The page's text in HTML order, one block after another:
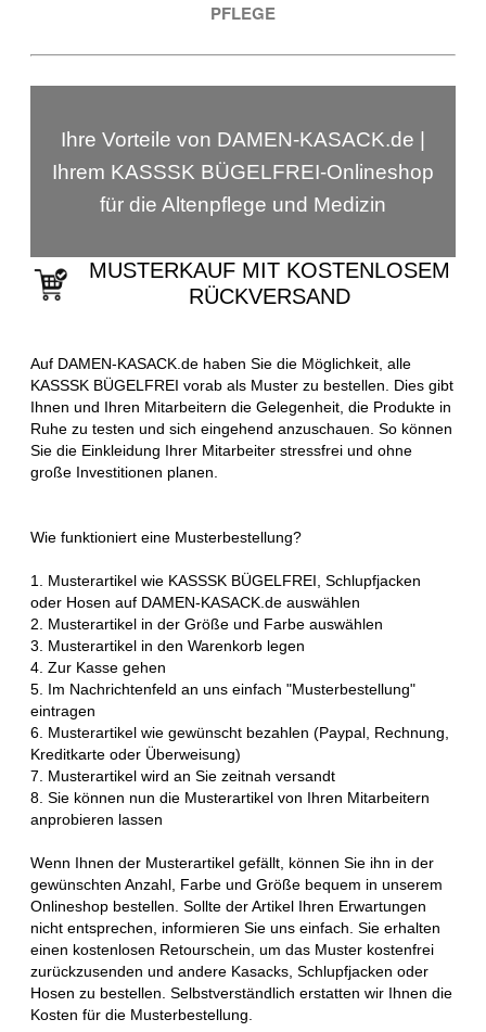
PFLEGE
Ihre Vorteile von DAMEN-KASACK.de |
Ihrem KASSSK BÜGELFREI-Onlineshop
für die Altenpflege und Medizin
MUSTERKAUF MIT KOSTENLOSEM
RÜCKVERSAND
Auf DAMEN-KASACK.de haben Sie die Möglichkeit, alle
KASSSK BÜGELFREI vorab als Muster zu bestellen. Dies gibt
Ihnen und Ihren Mitarbeitern die Gelegenheit, die Produkte in
Ruhe zu testen und sich eingehend anzuschauen. So können
Sie die Einkleidung Ihrer Mitarbeiter stressfrei und ohne
große Investitionen planen.
Wie funktioniert eine Musterbestellung?
1. Musterartikel wie KASSSK BÜGELFREI, Schlupfjacken
oder Hosen auf DAMEN-KASACK.de auswählen
2. Musterartikel in der Größe und Farbe auswählen
3. Musterartikel in den Warenkorb legen
4. Zur Kasse gehen
5. Im Nachrichtenfeld an uns einfach "Musterbestellung"
eintragen
6. Musterartikel wie gewünscht bezahlen (Paypal, Rechnung,
Kreditkarte oder Überweisung)
7. Musterartikel wird an Sie zeitnah versandt
8. Sie können nun die Musterartikel von Ihren Mitarbeitern
anprobieren lassen
Wenn Ihnen der Musterartikel gefällt, können Sie ihn in der
gewünschten Anzahl, Farbe und Größe bequem in unserem
Onlineshop bestellen. Sollte der Artikel Ihren Erwartungen
nicht entsprechen, informieren Sie uns einfach. Sie erhalten
einen kostenlosen Retourschein, um das Muster kostenfrei
zurückzusenden und andere Kasacks, Schlupfjacken oder
Hosen zu bestellen. Selbstverständlich erstatten wir Ihnen die
Kosten für die Musterbestellung.